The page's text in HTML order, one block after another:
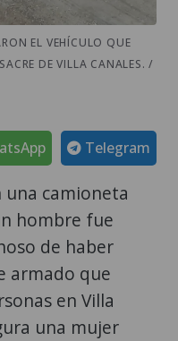
EL VEHÍCULO QUE
DE VILLA CANALES. /
Telegram
una camioneta
hombre fue
de haber
armado que
en Villa
una mujer